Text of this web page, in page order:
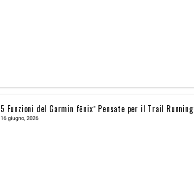
5 Funzioni del Garmin fēnix® Pensate per il Trail Running
16 giugno, 2026